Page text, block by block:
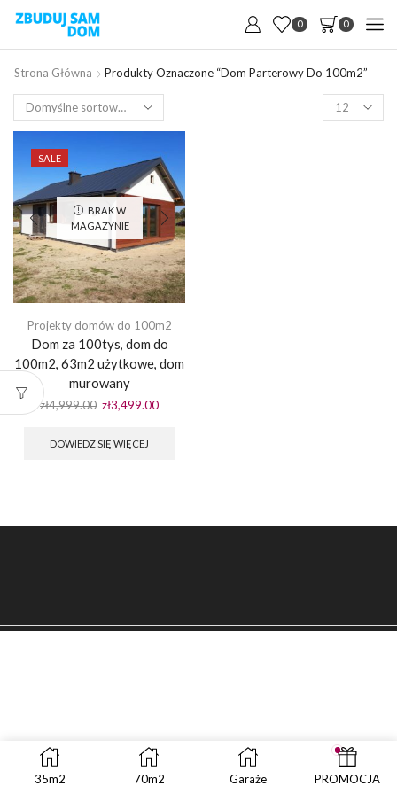
0 0
Strona Główna
Produkty Oznaczone “dom Parterowy Do 100m2”
Products
per
SALE
BRAK W
MAGAZYNIE
Projekty domów do 100m2
Dom za 100tys, dom do
100m2, 63m2 użytkowe, dom
murowany
zł4,999.00 Pierwotna
wynosiła:
zł3,499.00Aktualna
DOWIEDZ SIĘ WIĘCEJ
35m2 70m2 Garaże PROMOCJA